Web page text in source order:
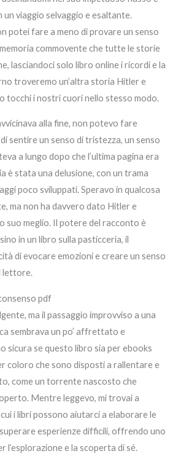
un viaggio selvaggio e esaltante.
potei fare a meno di provare un senso
commovente che tutte le storie
lasciandoci solo libro online i ricordi e la
troveremo un’altra storia Hitler e
tocchi i nostri cuori nello stesso modo.
alla fine, non potevo fare
sentire un senso di tristezza, un senso
a lungo dopo che l’ultima pagina era
è stata una delusione, con un trama
poco sviluppati. Speravo in qualcosa
ma non ha davvero dato Hitler e
suo meglio. Il potere del racconto è
in un libro sulla pasticceria, il
di evocare emozioni e creare un senso
lettore.
pdf
ma il passaggio improvviso a una
sembrava un po’ affrettato e
sicura se questo libro sia per ebooks
coloro che sono disposti a rallentare e
come un torrente nascosto che
Mentre leggevo, mi trovai a
i libri possono aiutarci a elaborare le
esperienze difficili, offrendo uno
l’esplorazione e la scoperta di sé.